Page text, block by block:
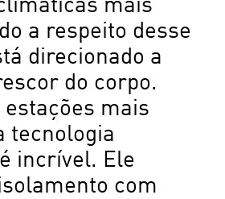
mais
a respeito desse
direcionado a
do corpo.
mais
tecnologia
é incrível. Ele
com